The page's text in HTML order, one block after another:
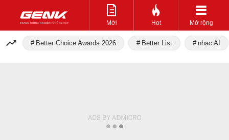
Mới Hot Mở rộng
Better Choice Awards 2026 Better List nhạc AI